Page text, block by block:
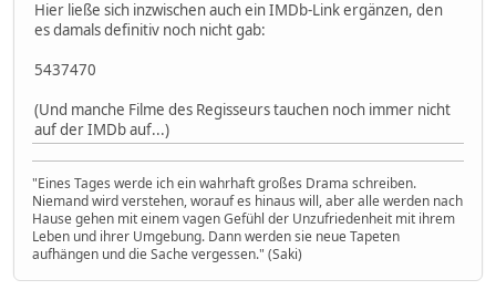
Hier ließe sich inzwischen auch ein IMDb-Link ergänzen, den
es damals definitiv noch nicht gab:
5437470
(Und manche Filme des Regisseurs tauchen noch immer nicht
auf der IMDb auf...)
"Eines Tages werde ich ein wahrhaft großes Drama schreiben.
Niemand wird verstehen, worauf es hinaus will, aber alle werden nach
Hause gehen mit einem vagen Gefühl der Unzufriedenheit mit ihrem
Leben und ihrer Umgebung. Dann werden sie neue Tapeten
aufhängen und die Sache vergessen." (Saki)